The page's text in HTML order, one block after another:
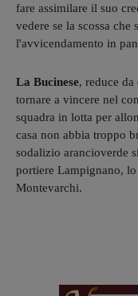
fare assimilare il suo
vedere se la scossa
l'avvicendamento in
La Bucinese, reduce
tornare a vincere nel
squadra in lotta per
casa non abbia troppo
sodalizio arancioverde
portiere Lampignano,
Montevarchi.